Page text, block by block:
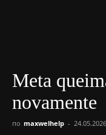
Meta
novamente
по maxwelhelp - 24.05.2026